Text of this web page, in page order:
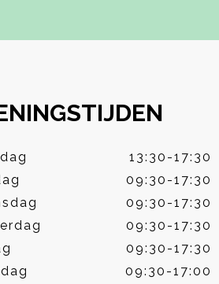
13:30-17:30
09:30-17:30
09:30-17:30
09:30-17:30
09:30-17:30
09:30-17:00